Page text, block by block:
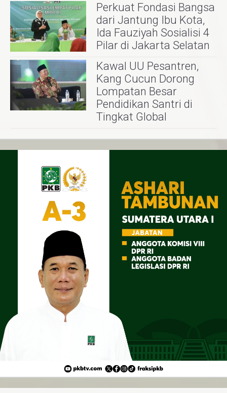
Perkuat Fondasi Bangsa
dari Jantung Ibu Kota,
Ida Fauziyah Sosialisi 4
Pilar di Jakarta Selatan
Kawal UU Pesantren,
Kang Cucun Dorong
Lompatan Besar
Pendidikan Santri di
Tingkat Global